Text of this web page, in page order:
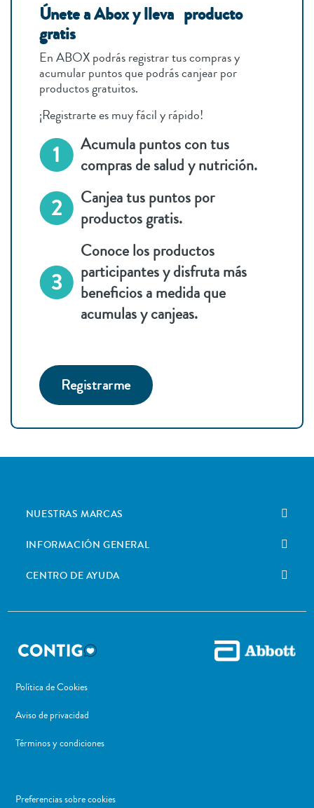
Únete a Abox y lleva producto
gratis
En ABOX podrás registrar tus compras y
acumular puntos que podrás canjear por
productos gratuitos.
¡Registrarte es muy fácil y rápido!
Acumula puntos con tus
compras de salud y nutrición.
Canjea tus puntos por
productos gratis.
Conoce los productos
participantes y disfruta más
beneficios a medida que
acumulas y canjeas.
Registrarme
NUESTRAS MARCAS
INFORMACIÓN GENERAL
CENTRO DE AYUDA
Política de Cookies
Aviso de privacidad
Términos y condiciones
Preferencias sobre cookies